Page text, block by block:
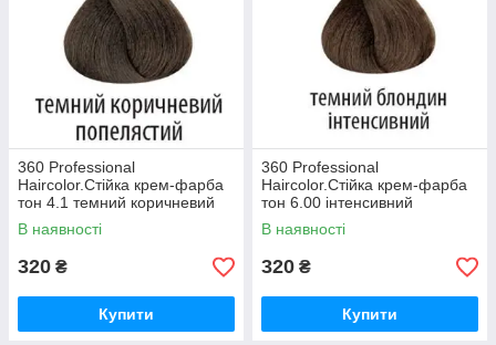
360 Professional
Haircolor.Стійка крем-фарба
тон 4.1 темний коричневий
попелястий 100 мл
В наявності
320 ₴
Купити
360 Professional
Haircolor.Стійка крем-фарба
тон 6.00 інтенсивний
натуральний темний блондин
100 мл
В наявності
320 ₴
Купити